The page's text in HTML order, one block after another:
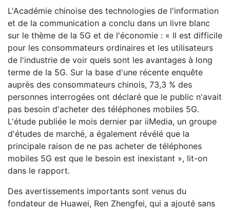
L'Académie chinoise des technologies de l'information
et de la communication a conclu dans un livre blanc
sur le thème de la 5G et de l'économie : « Il est difficile
pour les consommateurs ordinaires et les utilisateurs
de l'industrie de voir quels sont les avantages à long
terme de la 5G. Sur la base d'une récente enquête
auprès des consommateurs chinois, 73,3 % des
personnes interrogées ont déclaré que le public n'avait
pas besoin d'acheter des téléphones mobiles 5G.
L'étude publiée le mois dernier par iiMedia, un groupe
d'études de marché, a également révélé que la
principale raison de ne pas acheter de téléphones
mobiles 5G est que le besoin est inexistant », lit-on
dans le rapport.
Des avertissements importants sont venus du
fondateur de Huawei, Ren Zhengfei, qui a ajouté sans